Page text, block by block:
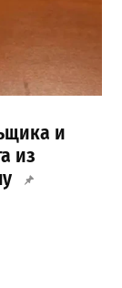
и
из